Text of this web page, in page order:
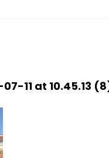
11 at 10.45.13